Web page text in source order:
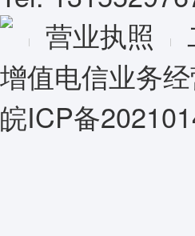
营业执照
增值电信业务经
皖ICP备